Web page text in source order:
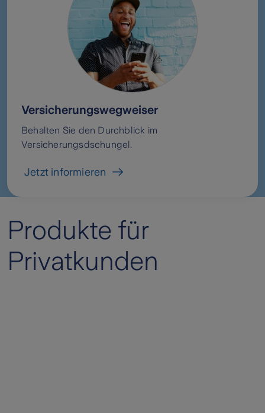
Versicherungswegweiser
Behalten Sie den Durchblick im
Versicherungsdschungel.
Jetzt informieren
Produkte für
Privatkunden